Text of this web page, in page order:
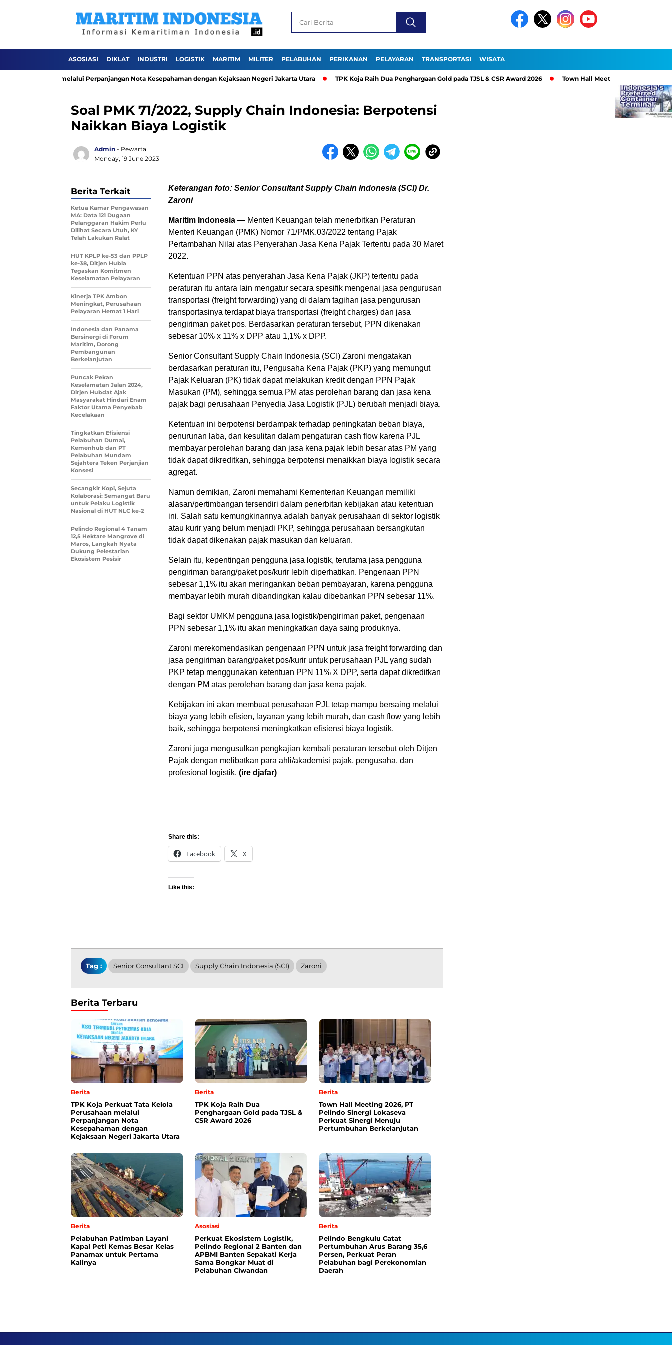
ASOSIASI DIKLAT INDUSTRI LOGISTIK MARITIM MILITER PELABUHAN PERIKANAN PELAYARAN TRANSPORTASI WISATA
Perusahaan melalui Perpanjangan Nota Kesepahaman dengan Kejaksaan Negeri Jakarta Utara TPK Koja Raih Dua Penghargaan Gold pada TJSL & CSR Award 2026 Town Hall Meeting 2026, PT Pelindo
Soal PMK 71/2022, Supply Chain Indonesia: Berpotensi
Naikkan Biaya Logistik
Admin - Pewarta
Monday, 19 June 2023
Keterangan foto: Senior Consultant Supply Chain Indonesia (SCI) Dr.
Zaroni
Maritim Indonesia — Menteri Keuangan telah menerbitkan Peraturan
Menteri Keuangan (PMK) Nomor 71/PMK.03/2022 tentang Pajak
Pertambahan Nilai atas Penyerahan Jasa Kena Pajak Tertentu pada 30 Maret
2022.
Ketentuan PPN atas penyerahan Jasa Kena Pajak (JKP) tertentu pada
peraturan itu antara lain mengatur secara spesifik mengenai jasa pengurusan
transportasi (freight forwarding) yang di dalam tagihan jasa pengurusan
transportasinya terdapat biaya transportasi (freight charges) dan jasa
pengiriman paket pos. Berdasarkan peraturan tersebut, PPN dikenakan
sebesar 10% x 11% x DPP atau 1,1% x DPP.
Senior Consultant Supply Chain Indonesia (SCI) Zaroni mengatakan
berdasarkan peraturan itu, Pengusaha Kena Pajak (PKP) yang memungut
Pajak Keluaran (PK) tidak dapat melakukan kredit dengan PPN Pajak
Masukan (PM), sehingga semua PM atas perolehan barang dan jasa kena
pajak bagi perusahaan Penyedia Jasa Logistik (PJL) berubah menjadi biaya.
Ketentuan ini berpotensi berdampak terhadap peningkatan beban biaya,
penurunan laba, dan kesulitan dalam pengaturan cash flow karena PJL
membayar perolehan barang dan jasa kena pajak lebih besar atas PM yang
tidak dapat dikreditkan, sehingga berpotensi menaikkan biaya logistik secara
agregat.
Namun demikian, Zaroni memahami Kementerian Keuangan memiliki
alasan/pertimbangan tersendiri dalam penerbitan kebijakan atau ketentuan
ini. Salah satu kemungkinannya adalah banyak perusahaan di sektor logistik
atau kurir yang belum menjadi PKP, sehingga perusahaan bersangkutan
tidak dapat dikenakan pajak masukan dan keluaran.
Selain itu, kepentingan pengguna jasa logistik, terutama jasa pengguna
pengiriman barang/paket pos/kurir lebih diperhatikan. Pengenaan PPN
sebesar 1,1% itu akan meringankan beban pembayaran, karena pengguna
membayar lebih murah dibandingkan kalau dibebankan PPN sebesar 11%.
Bagi sektor UMKM pengguna jasa logistik/pengiriman paket, pengenaan
PPN sebesar 1,1% itu akan meningkatkan daya saing produknya.
Zaroni merekomendasikan pengenaan PPN untuk jasa freight forwarding dan
jasa pengiriman barang/paket pos/kurir untuk perusahaan PJL yang sudah
PKP tetap menggunakan ketentuan PPN 11% X DPP, serta dapat dikreditkan
dengan PM atas perolehan barang dan jasa kena pajak.
Kebijakan ini akan membuat perusahaan PJL tetap mampu bersaing melalui
biaya yang lebih efisien, layanan yang lebih murah, dan cash flow yang lebih
baik, sehingga berpotensi meningkatkan efisiensi biaya logistik.
Zaroni juga mengusulkan pengkajian kembali peraturan tersebut oleh Ditjen
Pajak dengan melibatkan para ahli/akademisi pajak, pengusaha, dan
profesional logistik. (ire djafar)
Share this:
Facebook X
Like this:
Berita Terkait
Ketua Kamar Pengawasan
MA: Data 121 Dugaan
Pelanggaran Hakim Perlu
Dilihat Secara Utuh, KY
Telah Lakukan Ralat
HUT KPLP ke-53 dan PPLP
ke-38, Ditjen Hubla
Tegaskan Komitmen
Keselamatan Pelayaran
Kinerja TPK Ambon
Meningkat, Perusahaan
Pelayaran Hemat 1 Hari
Indonesia dan Panama
Bersinergi di Forum
Maritim, Dorong
Pembangunan
Berkelanjutan
Puncak Pekan
Keselamatan Jalan 2024,
Dirjen Hubdat Ajak
Masyarakat Hindari Enam
Faktor Utama Penyebab
Kecelakaan
Tingkatkan Efisiensi
Pelabuhan Dumai,
Kemenhub dan PT
Pelabuhan Mundam
Sejahtera Teken Perjanjian
Konsesi
Secangkir Kopi, Sejuta
Kolaborasi: Semangat Baru
untuk Pelaku Logistik
Nasional di HUT NLC ke-2
Pelindo Regional 4 Tanam
12,5 Hektare Mangrove di
Maros, Langkah Nyata
Dukung Pelestarian
Ekosistem Pesisir
Tag : Senior Consultant SCI Supply Chain Indonesia (SCI) Zaroni
Berita Terbaru
Berita
TPK Koja Perkuat Tata Kelola
Perusahaan melalui
Perpanjangan Nota
Kesepahaman dengan
Kejaksaan Negeri Jakarta Utara
Berita
TPK Koja Raih Dua
Penghargaan Gold pada TJSL &
CSR Award 2026
Berita
Town Hall Meeting 2026, PT
Pelindo Sinergi Lokaseva
Perkuat Sinergi Menuju
Pertumbuhan Berkelanjutan
Berita
Pelabuhan Patimban Layani
Kapal Peti Kemas Besar Kelas
Panamax untuk Pertama
Kalinya
Asosiasi
Perkuat Ekosistem Logistik,
Pelindo Regional 2 Banten dan
APBMI Banten Sepakati Kerja
Sama Bongkar Muat di
Pelabuhan Ciwandan
Berita
Pelindo Bengkulu Catat
Pertumbuhan Arus Barang 35,6
Persen, Perkuat Peran
Pelabuhan bagi Perekonomian
Daerah